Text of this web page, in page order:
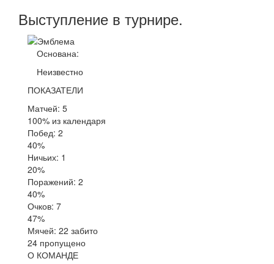
Выступление в турнире.
Основана:
Неизвестно
ПОКАЗАТЕЛИ
Матчей: 5
100% из календаря
Побед: 2
40%
Ничьих: 1
20%
Поражений: 2
40%
Очков: 7
47%
Мячей: 22 забито
24 пропущено
О КОМАНДЕ